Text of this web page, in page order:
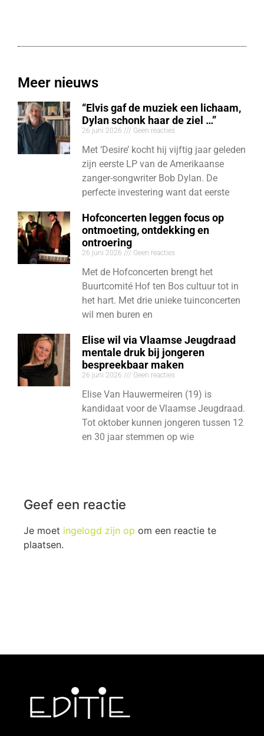
Meer nieuws
“Elvis gaf de muziek een lichaam,
Dylan schonk haar de ziel …”
26 juni 2026 Geen reacties
Met ‘Desire’ kocht hij vijftig jaar geleden
zijn eerste LP van de Amerikaanse
zanger-songwriter Bob Dylan. De
perfecte investering want dat eerste
Hofconcerten leggen focus op
ontmoeting, ontdekking en
ontroering
26 juni 2026 Geen reacties
Met de Hofconcerten brengt het
Buurtcomité Hof ten Bos cultuur tot in
het hart. Met drie unieke tuinconcerten
wil men buren en
Elise wil via Vlaamse Jeugdraad
mentale druk bij jongeren
bespreekbaar maken
26 juni 2026 Geen reacties
Elise Van Hauwermeiren (19) is
kandidaat voor de Vlaamse Jeugdraad.
Tot oktober kunnen jongeren tussen 12
en 30 jaar stemmen op wie
Geef een reactie
Je moet ingelogd zijn op om een reactie te
plaatsen.